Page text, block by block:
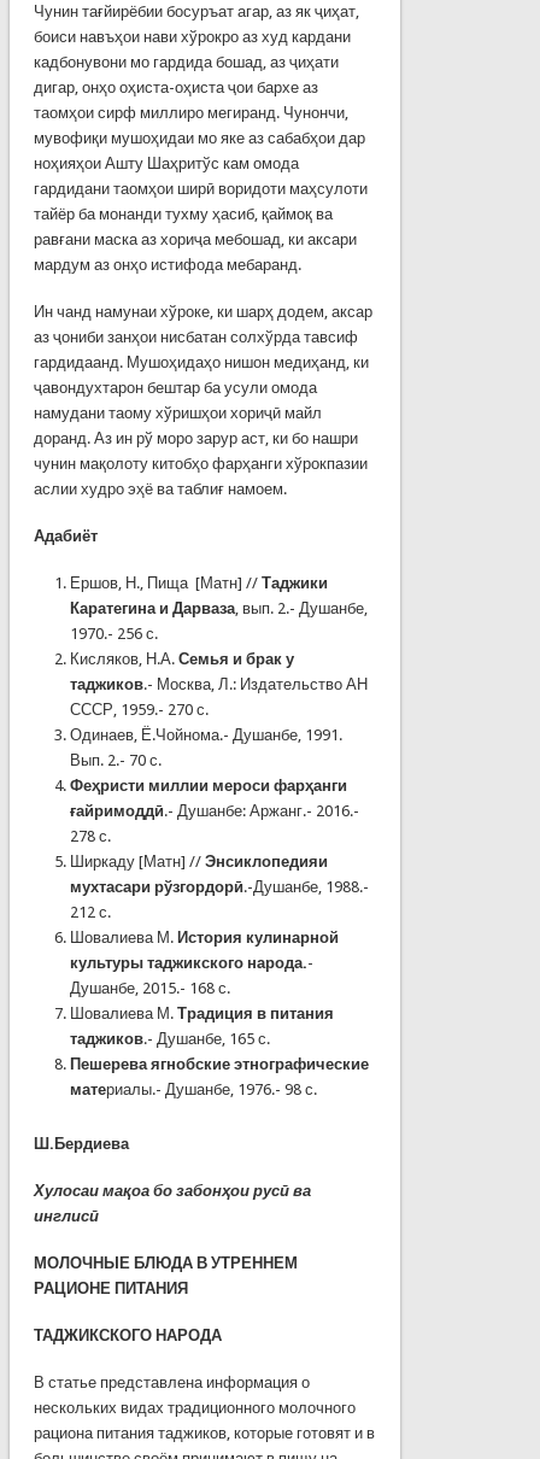
Чунин тағйирёбии босуръат агар, аз як ҷиҳат,
боиси навъҳои нави хўрокро аз худ кардани
кадбонувони мо гардида бошад, аз ҷиҳати
дигар, онҳо оҳиста-оҳиста ҷои бархе аз
таомҳои сирф миллиро мегиранд. Чунончи,
мувофиқи мушоҳидаи мо яке аз сабабҳои дар
ноҳияҳои Ашту Шаҳритўс кам омода
гардидани таомҳои ширӣ воридоти маҳсулоти
тайёр ба монанди тухму ҳасиб, қаймоқ ва
равғани маска аз хориҷа мебошад, ки аксари
мардум аз онҳо истифода мебаранд.
Ин чанд намунаи хўроке, ки шарҳ додем, аксар
аз ҷониби занҳои нисбатан солхўрда тавсиф
гардидаанд. Мушоҳидаҳо нишон медиҳанд, ки
ҷавондухтарон бештар ба усули омода
намудани таому хўришҳои хориҷӣ майл
доранд. Аз ин рў моро зарур аст, ки бо нашри
чунин мақолоту китобҳо фарҳанги хўрокпазии
аслии худро эҳё ва таблиғ намоем.
Адабиёт
Ершов, Н., Пища [Матн] // Таджики
Каратегина и Дарваза, вып. 2.- Душанбе,
1970.- 256 с.
Кисляков, Н.А. Семья и брак у
таджиков.- Москва, Л.: Издательство АН
СССР, 1959.- 270 с.
Одинаев, Ё.Чойнома.- Душанбе, 1991.
Вып. 2.- 70 с.
Феҳристи миллии мероси фарҳанги
ғайримоддӣ.- Душанбе: Аржанг.- 2016.-
278 с.
Ширкаду [Матн] // Энсиклопедияи
мухтасари рўзгордорӣ.-Душанбе, 1988.-
212 с.
Шовалиева М. История кулинарной
культуры таджикского народа.-
Душанбе, 2015.- 168 с.
Шовалиева М. Традиция в питания
таджиков.- Душанбе, 165 с.
Пешерева ягнобские этнографические
материалы.- Душанбе, 1976.- 98 с.
Ш.Бердиева
Хулосаи мақоа бо забонҳои русӣ ва
инглисӣ
МОЛОЧНЫЕ БЛЮДА В УТРЕННЕМ
РАЦИОНЕ ПИТАНИЯ
ТАДЖИКСКОГО НАРОДА
В статье представлена информация о
нескольких видах традиционного молочного
рациона питания таджиков, которые готовят и в